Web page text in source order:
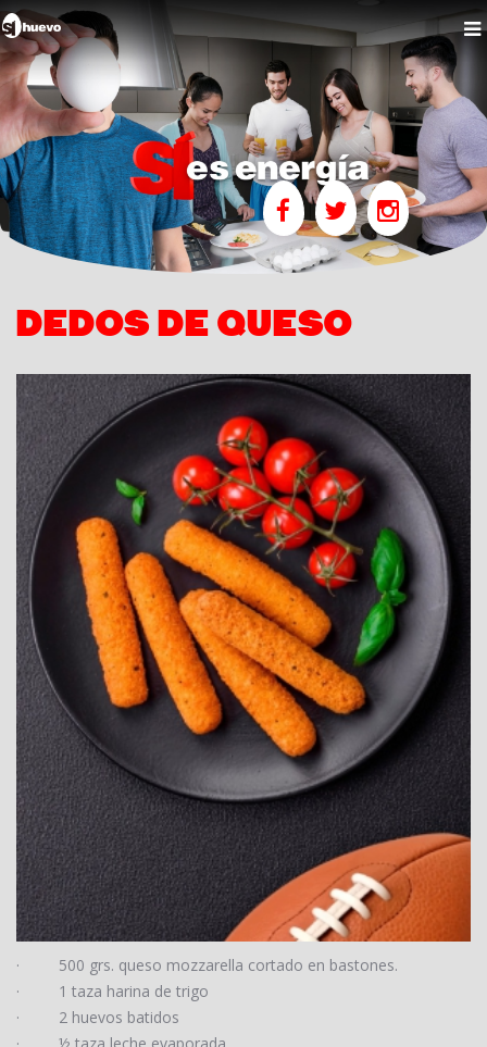
DEDOS DE QUESO
·
500 grs. queso mozzarella cortado en bastones.
·
1 taza harina de trigo
·
2 huevos batidos